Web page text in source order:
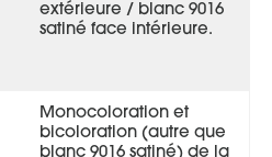
extérieure / blanc 9016
satiné face intérieure.
Monocoloration et
bicoloration (autre que
blanc 9016 satiné) de la